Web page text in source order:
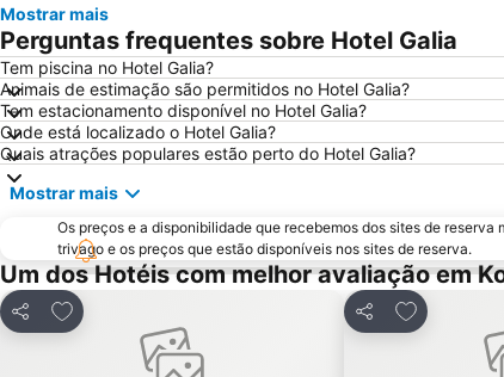
Mostrar mais
Perguntas frequentes sobre Hotel Galia
Tem piscina no Hotel Galia?
Animais de estimação são permitidos no Hotel Galia?
Tem estacionamento disponível no Hotel Galia?
Onde está localizado o Hotel Galia?
Quais atrações populares estão perto do Hotel Galia?
Mostrar mais
Os preços e a disponibilidade que recebemos dos sites de
trivago e os preços que estão disponíveis nos sites de reserva.
Um dos Hotéis com melhor avaliação em
Partilhar
Adicionar aos favoritos
Partilhar
Adicionar